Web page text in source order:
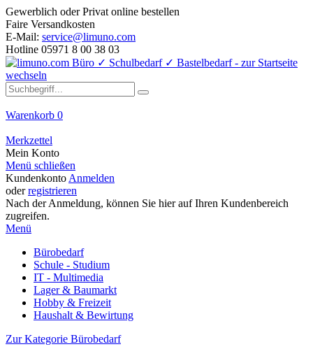
Gewerblich oder Privat online bestellen
Faire Versandkosten
E-Mail: service@limuno.com
Hotline 05971 8 00 38 03
Warenkorb 0
Merkzettel
Mein Konto
Menü schließen
Kundenkonto Anmelden
oderregistrieren
Nach der Anmeldung, können Sie hier auf Ihren Kundenbereich
zugreifen.
Menü
Bürobedarf
Schule - Studium
IT - Multimedia
Lager & Baumarkt
Hobby & Freizeit
Haushalt & Bewirtung
Zur Kategorie Bürobedarf